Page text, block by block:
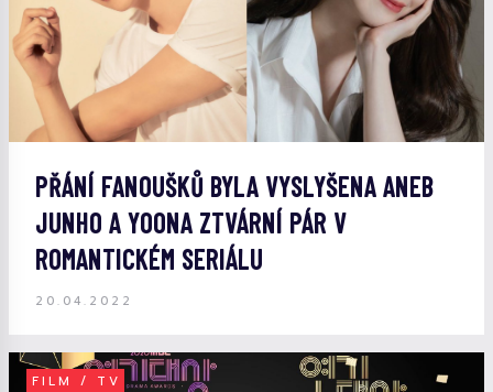
PŘÁNÍ FANOUŠKŮ BYLA VYSLYŠENA ANEB
JUNHO A YOONA ZTVÁRNÍ PÁR V
ROMANTICKÉM SERIÁLU
20.04.2022
FILM / TV